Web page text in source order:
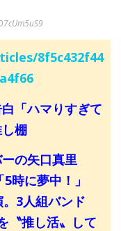
8f5c432f44
「ハマりすぎて
棚
の矢口真里
時に夢中！」
3人組バンド
推し活〟して